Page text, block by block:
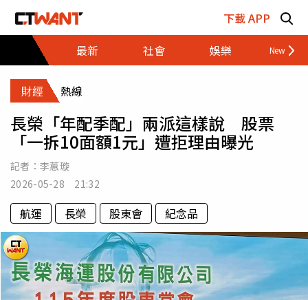
下載 APP
最新
社會 娛樂 財經
財經 熱線
長榮「年配季配」兩派這樣說 股票
「一拆10面額1元」遭拒理由曝光
記者： 李蕙璇
2026-05-28 21:32
航運 長榮 股東會 紀念品